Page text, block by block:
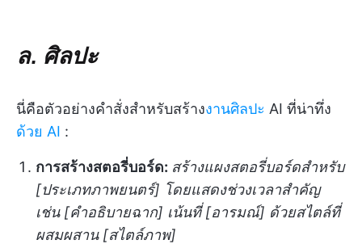
ล. ศิลปะ
นี่คือตัวอย่างคำสั่งสำหรับสร้างงานศิลปะ AI ที่น่าทึ่ง
ด้วย AI :
การสร้างสตอรี่บอร์ด: สร้างแผงสตอรี่บอร์ดสำหรับ
[ประเภทภาพยนตร์] โดยแสดงช่วงเวลาสำคัญ
เช่น [คำอธิบายฉาก] เน้นที่ [อารมณ์] ด้วยสไตล์ที่
ผสมผสาน [สไตล์ภาพ]